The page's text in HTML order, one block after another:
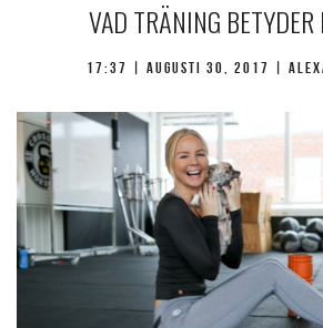
VAD TRÄNING BETYDER
17:37 | augusti 30, 2017 |